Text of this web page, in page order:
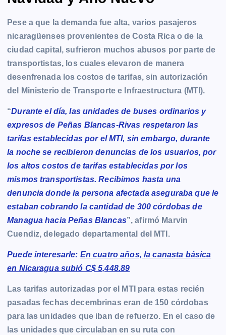
Pese a que la demanda fue alta, varios pasajeros
nicaragüenses provenientes de Costa Rica o de la
ciudad capital, sufrieron muchos abusos por parte de
transportistas, los cuales elevaron de manera
desenfrenada los costos de tarifas, sin autorización
del Ministerio de Transporte e Infraestructura (MTI).
“Durante el día, las unidades de buses ordinarios y
expresos de Peñas Blancas-Rivas respetaron las
tarifas establecidas por el MTI, sin embargo, durante
la noche se recibieron denuncias de los usuarios, por
los altos costos de tarifas establecidas por los
mismos transportistas. Recibimos hasta una
denuncia donde la persona afectada aseguraba que le
estaban cobrando la cantidad de 300 córdobas de
Managua hacia Peñas Blancas”, afirmó Marvin
Cuendiz, delegado departamental del MTI.
Puede interesarle: En cuatro años, la canasta básica
en Nicaragua subió C$ 5,448.89
Las tarifas autorizadas por el MTI para estas recién
pasadas fechas decembrinas eran de 150 córdobas
para las unidades que iban de refuerzo. En el caso de
las unidades que circulaban en su ruta con